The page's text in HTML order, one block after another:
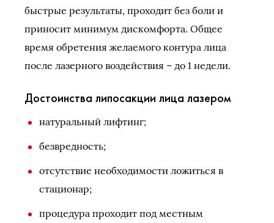
быстрые результаты, проходит без боли и
приносит минимум дискомфорта. Общее
время обретения желаемого контура лица
после лазерного воздействия – до 1 недели.
Достоинства липосакции лица лазером
натуральный лифтинг;
безвредность;
отсутствие необходимости ложиться в
стационар;
процедура проходит под местным